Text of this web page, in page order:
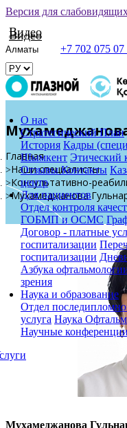
Версия для
Видео
Видео
+7 702 075 07
О нас
Стратегический План
История Кадры
Шымкент Этический
ОтзывыКонтакты
центр
Для пациентов
Отдел контроля
ГОБМП и ОСМС
Договор - платные
госпитализации
госпитализации
Азбука
зрения
Наука и образование
Отдел
услуга Наука
Научные
Главная
Наши специалисты
Консультативно-
Мухамеджанова
Мухамеджанова